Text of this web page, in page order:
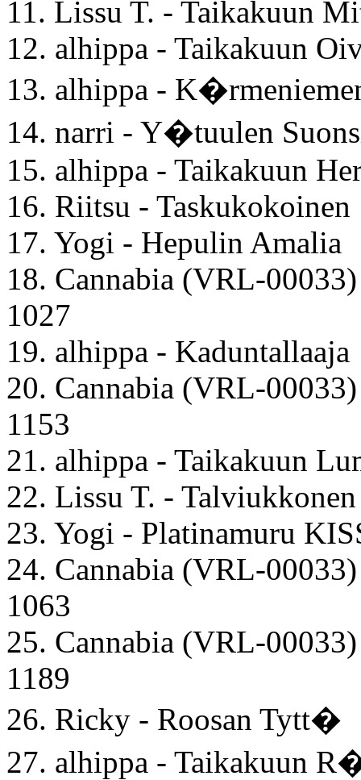
11. Lissu T. - Taikakuun
12. alhippa - Taikakuun
13. alhippa -
14. narri - Y�tuulen
15. alhippa - Taikakuun
16. Riitsu - Taskukokoinen
17. Yogi - Hepulin Amalia
18. Cannabia (VRL-
1027
19. alhippa - Kaduntallaaja
20. Cannabia (VRL-
1153
21. alhippa - Taikakuun
22. Lissu T. - Talviukkonen
23. Yogi - Platinamuru
24. Cannabia (VRL-
1063
25. Cannabia (VRL-
1189
26. Ricky - Roosan Tytt�
27. alhippa - Taikakuun